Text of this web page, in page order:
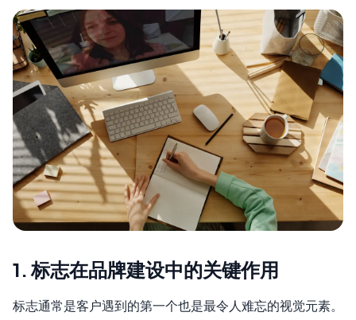
1. 标志在品牌建设中的关键作用
标志通常是客户遇到的第一个也是最令人难忘的视觉元素。